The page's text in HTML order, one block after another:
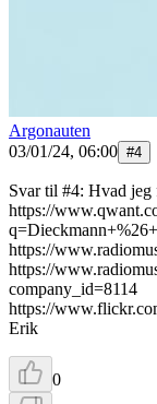
Argonauten
03/01/24, 06:00 #4
Svar til #4: Hvad jeg
https://
https://
https://
company_id=8114
https://
Erik
0